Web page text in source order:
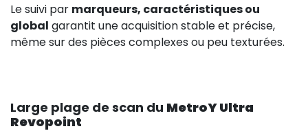
Le suivi par marqueurs, caractéristiques ou
global garantit une acquisition stable et précise,
même sur des pièces complexes ou peu texturées.
Large plage de scan du MetroY Ultra
Revopoint